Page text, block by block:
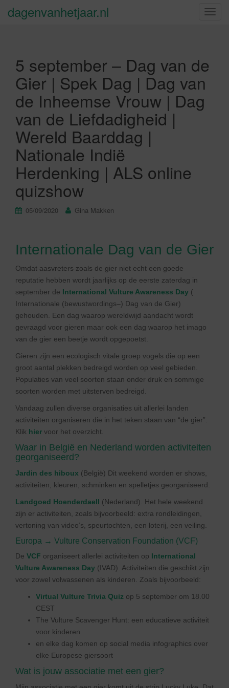
S
dagenvanhetjaar.nl
5 september – Dag van de
Gier | Spek Dag | Dag van
de Inheemse Vrouw | Dag
van de Liefdadigheid |
Wereld Baarddag |
Nationale Indië
Herdenking | ALS online
quizshow
05/09/2020 Gina Makken
Internationale Dag van de Gier
Omdat aasvreters zoals de gier niet echt een goede
reputatie hebben wordt jaarlijks op de eerste zaterdag in
september de International Vulture Awareness Day (
Internationale (bewustwordings–) Dag van de Gier)
gehouden. Een dag waarop wereldwijd aandacht wordt
gevraagd voor gieren maar ook een dag waarop het imago
van de gier een beetje wordt opgepoetst.
Gieren zijn een ecologisch vitale groep vogels die op een
groot aantal plekken bedreigd worden op veel gebieden.
Populaties van veel soorten staan onder druk en sommige
soorten worden met uitsterven bedreigd.
Vandaag zullen diverse organisaties uit allerlei landen
activiteiten organiseren die in het teken staan van “de gier”.
Klik hier voor het overzicht.
Waar in België en Nederland worden activiteiten
georganiseerd?
Jardin des hiboux (België) Dit weekend worden er shows,
activiteiten, kleuren, schminken en spelletjes georganiseerd.
Landgoed Hoenderdaell (Nederland). Het hele weekend
zijn er activiteiten, zoals bijvoorbeeld: extra rondleidingen,
vertoning van video’s, speurtochten, een loterij, een veiling.
Europa → Vulture Conservation Foundation (VCF)
De VCF organiseert allerlei activiteiten op International
Vulture Awareness Day (IVAD). Activiteiten die geschikt zijn
voor zowel volwassenen als kinderen. Zoals bijvoorbeeld:
Virtual Vulture Trivia Quiz op 5 september om 18.00
CEST
The Vulture Scavenger Hunt: een educatieve activiteit
voor kinderen
en elke dag komen op social media infographics over
elke Europese giersoort
Wat is jouw associatie met een gier?